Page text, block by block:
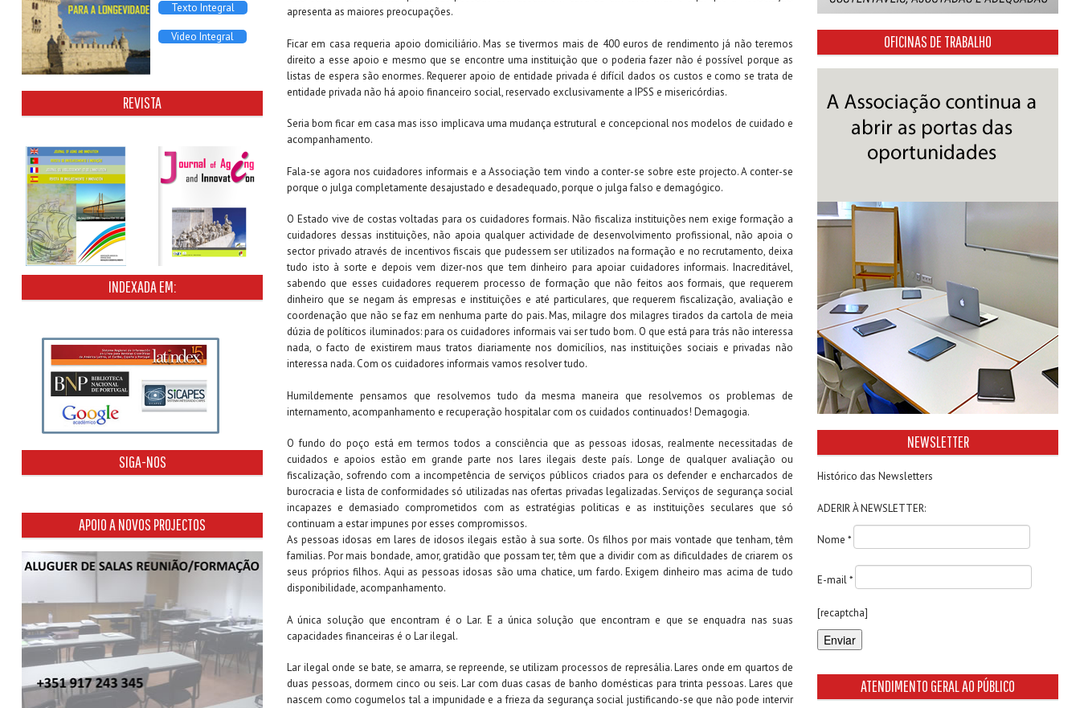
Texto Integral
Video Integral
REVISTA
INDEXADA EM:
SIGA-NOS
APOIO A NOVOS PROJECTOS
apresenta as maiores preocupações.
Ficar em casa requeria apoio domiciliário. Mas se tivermos mais de 400 euros de rendimento já não teremos
direito a esse apoio e mesmo que se encontre uma instituição que o poderia fazer não é possível porque as
listas de espera são enormes. Requerer apoio de entidade privada é difícil dados os custos e como se trata de
entidade privada não há apoio financeiro social, reservado exclusivamente a IPSS e misericórdias.
Seria bom ficar em casa mas isso implicava uma mudança estrutural e concepcional nos modelos de cuidado e
acompanhamento.
Fala-se agora nos cuidadores informais e a Associação tem vindo a conter-se sobre este projecto. A conter-se
porque o julga completamente desajustado e desadequado, porque o julga falso e demagógico.
O Estado vive de costas voltadas para os cuidadores formais. Não fiscaliza instituições nem exige formação a
cuidadores dessas instituições, não apoia qualquer actividade de desenvolvimento profissional, não apoia o
sector privado através de incentivos fiscais que pudessem ser utilizados na formação e no recrutamento, deixa
tudo isto à sorte e depois vem dizer-nos que tem dinheiro para apoiar cuidadores informais. Inacreditável,
sabendo que esses cuidadores requerem processo de formação que não feitos aos formais, que requerem
dinheiro que se negam ás empresas e instituições e até particulares, que requerem fiscalização, avaliação e
coordenação que não se faz em nenhuma parte do pais. Mas, milagre dos milagres tirados da cartola de meia
dúzia de políticos iluminados: para os cuidadores informais vai ser tudo bom. O que está para trás não interessa
nada, o facto de existirem maus tratos diariamente nos domicílios, nas instituições sociais e privadas não
interessa nada. Com os cuidadores informais vamos resolver tudo.
Humildemente pensamos que resolvemos tudo da mesma maneira que resolvemos os problemas de
internamento, acompanhamento e recuperação hospitalar com os cuidados continuados! Demagogia.
O fundo do poço está em termos todos a consciência que as pessoas idosas, realmente necessitadas de
cuidados e apoios estão em grande parte nos lares ilegais deste país. Longe de qualquer avaliação ou
fiscalização, sofrendo com a incompetência de serviços públicos criados para os defender e encharcados de
burocracia e lista de conformidades só utilizadas nas ofertas privadas legalizadas. Serviços de segurança social
incapazes e demasiado comprometidos com as estratégias politicas e as instituições seculares que só
continuam a estar impunes por esses compromissos.
As pessoas idosas em lares de idosos ilegais estão à sua sorte. Os filhos por mais vontade que tenham, têm
familias. Por mais bondade, amor, gratidão que possam ter, têm que a dividir com as dificuldades de criarem os
seus próprios filhos. Aqui as pessoas idosas são uma chatice, um fardo. Exigem dinheiro mas acima de tudo
disponibilidade, acompanhamento.
A única solução que encontram é o Lar. E a única solução que encontram e que se enquadra nas suas
capacidades financeiras é o Lar ilegal.
Lar ilegal onde se bate, se amarra, se repreende, se utilizam processos de represália. Lares onde em quartos de
duas pessoas, dormem cinco ou seis. Lar com duas casas de banho domésticas para trinta pessoas. Lares que
nascem como cogumelos tal a impunidade e a frieza da segurança social justificando-se que não pode intervir
OFICINAS DE TRABALHO
NEWSLETTER
Histórico das Newsletters
ADERIR À NEWSLETTER:
Nome *
E-mail *
[recaptcha]
ATENDIMENTO GERAL AO PÚBLICO